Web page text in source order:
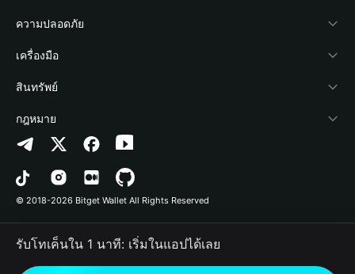
Academy
ข่าวสารด้านคริปโต
ศูนย์ช่วยเหลือ
ติดต่อเรา
ทรัพยากรข้อมูลของแบรนด์
อาชีพ
Stablecoin Earn
Payfi Crypto
Crypto Swap API
Altcoin Season Index
Prediction Markets
DApp
RWA
นักพัฒนา
เชื่อมต่อ Wallet
Bitget Wallet Pay
ลิสต์โปรเจกต์
ความปลอดภัย
Protection Fund
เทคโนโลยีความปลอดภัย
เครื่องมือ
ซื้อคริปโต
การตรวจจับการอนุญาต
การตรวจจับสัญญา
การโอนเป็นชุด
สินทรัพย์
Arbitrum
Avalanche
Bitcoin
Polygon
กฎหมาย
นโยบายความเป็นส่วนตัว
ข้อตกลงในการใช้บริการ
© 2018-2026 Bitget Wallet All Rights Reserved
รับโทเค็นใน 1 นาที: เริ่มในแอปได้เลย